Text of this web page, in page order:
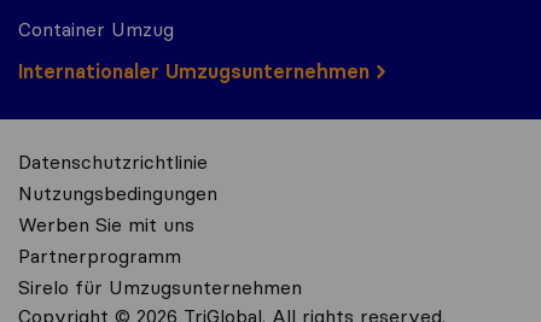
Container Umzug
Internationaler Umzugsunternehmen
Datenschutzrichtlinie
Nutzungsbedingungen
Werben Sie mit uns
Partnerprogramm
Sirelo für Umzugsunternehmen
Copyright © 2026 TriGlobal. All rights reserved.